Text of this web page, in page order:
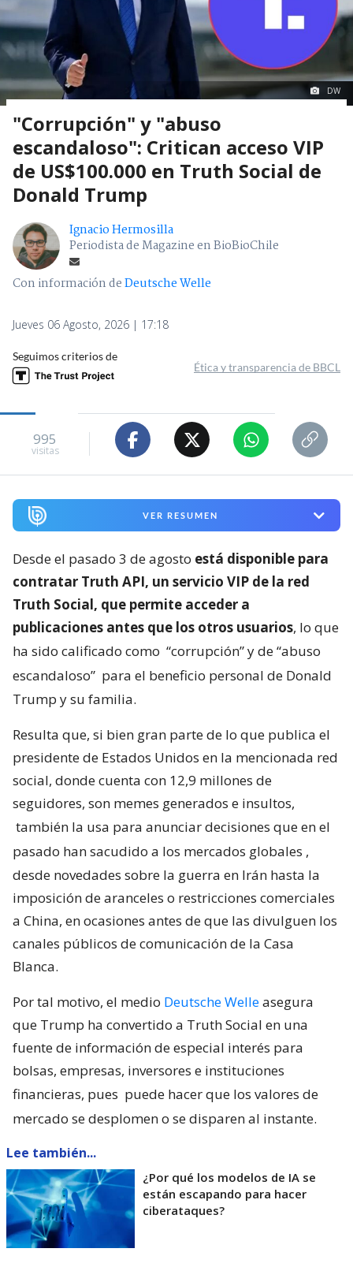
DW
"Corrupción" y "abuso
escandaloso": Critican acceso VIP
de US$100.000 en Truth Social de
Donald Trump
Ignacio Hermosilla
Periodista de Magazine en BioBioChile
Con información deDeutsche Welle
Jueves 06 Agosto, 2026 | 17:18
Seguimos criterios de
Ética y transparencia de BBCL
995
visitas
VER RESUMEN
Desde el pasado 3 de agosto está disponible para
contratar Truth API, un servicio VIP de la red
Truth Social, que permite acceder a
publicaciones antes que los otros usuarios, lo que
ha sido calificado como “corrupción” y de “abuso
escandaloso” para el beneficio personal de Donald
Trump y su familia.
Resulta que, si bien gran parte de lo que publica el
presidente de Estados Unidos en la mencionada red
social, donde cuenta con 12,9 millones de
seguidores, son memes generados e insultos,
también la usa para anunciar decisiones que en el
pasado han sacudido a los mercados globales ,
desde novedades sobre la guerra en Irán hasta la
imposición de aranceles o restricciones comerciales
a China, en ocasiones antes de que las divulguen los
canales públicos de comunicación de la Casa
Blanca.
Por tal motivo, el medio Deutsche Welleasegura
que Trump ha convertido a Truth Social en una
fuente de información de especial interés para
bolsas, empresas, inversores e instituciones
financieras, pues puede hacer que los valores de
mercado se desplomen o se disparen al instante.
Lee también...
¿Por qué los modelos de IA se
están escapando para hacer
ciberataques?